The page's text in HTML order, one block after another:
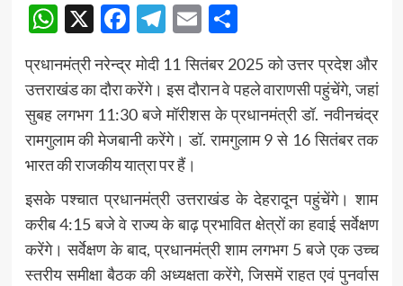
WhatsApp
X Facebook
Telegram
EmailShare
प्रधानमंत्री नरेन्द्र मोदी 11 सितंबर 2025 को उत्तर प्रदेश और
उत्तराखंड का दौरा करेंगे। इस दौरान वे पहले वाराणसी पहुंचेंगे, जहां
सुबह लगभग 11:30 बजे मॉरीशस के प्रधानमंत्री डॉ. नवीनचंद्र
रामगुलाम की मेजबानी करेंगे। डॉ. रामगुलाम 9 से 16 सितंबर तक
भारत की राजकीय यात्रा पर हैं।
इसके पश्चात प्रधानमंत्री उत्तराखंड के देहरादून पहुंचेंगे। शाम
करीब 4:15 बजे वे राज्य के बाढ़ प्रभावित क्षेत्रों का हवाई सर्वेक्षण
करेंगे। सर्वेक्षण के बाद, प्रधानमंत्री शाम लगभग 5 बजे एक उच्च
स्तरीय समीक्षा बैठक की अध्यक्षता करेंगे, जिसमें राहत एवं पुनर्वास